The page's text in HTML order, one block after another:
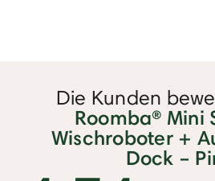
Die Kunden
Roomba® Mini
Wischroboter +
Dock –